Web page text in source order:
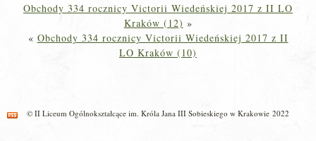
Obchody 334 rocznicy Victorii Wiedeńskiej 2017 z II LO
Kraków (12) »
« Obchody 334 rocznicy Victorii Wiedeńskiej 2017 z II
LO Kraków (10)
© II Liceum Ogólnokształcące im. Króla Jana III Sobieskiego w Krakowie 2022